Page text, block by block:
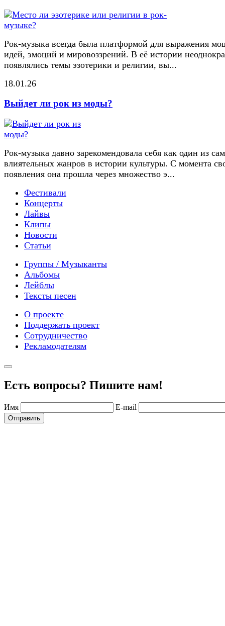
Рок-музыка всегда была платформой для выражения
идей, эмоций и мировоззрений. В её истории
появлялись темы эзотерики и религии, вы...
18.01.26
Выйдет ли рок из моды?
Рок-музыка давно зарекомендовала себя как один из
влиятельных жанров в истории культуры. С момента
появления она прошла через множество э...
Фестивали
Концерты
Лайвы
Клипы
Новости
Статьи
Группы / Музыканты
Альбомы
Лейблы
Тексты песен
О проекте
Поддержать проект
Сотрудничество
Рекламодателям
Есть вопросы? Пишите нам!
Имя E-mail